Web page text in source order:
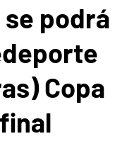
se podrá
Copa